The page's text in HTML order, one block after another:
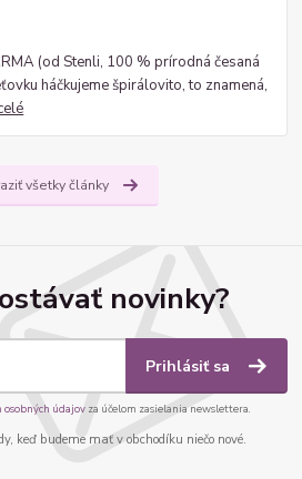
(od Stenli, 100 % prírodná česaná
háčkujeme špirálovito, to znamená,
všetky články
novinky?
Prihlásiť sa
osobných údajov za účelom zasielania newslettera.
keď budeme mať v obchodíku niečo nové.